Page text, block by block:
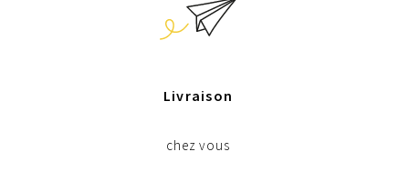
Livraison
chez vous